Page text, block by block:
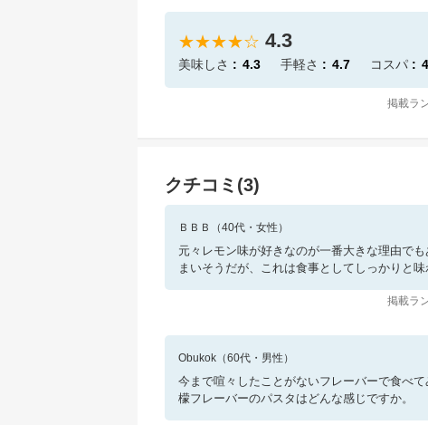
★★★★☆ 4.3
美味しさ 4.3 手軽さ 4.7 コスパ
掲載ラ
クチコミ(3)
ＢＢＢ （40代・ 女性 ）
元々レモン味が好きなのが一番大きな理由で
まいそうだが、これは食事としてしっかりと
掲載ラ
Obukok （60代・ 男性 ）
今まで喧々したことがないフレーバーで食べ
檬フレーバーのパスタはどんな感じですか。